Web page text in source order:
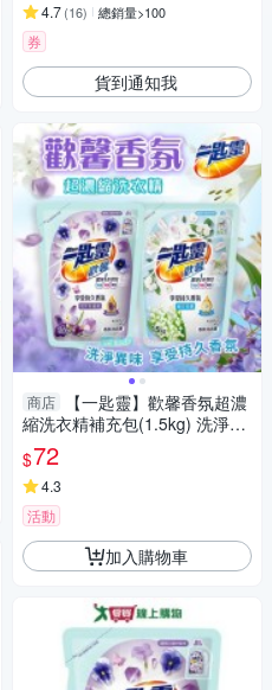
4.7(16) 總銷量>100
券
貨到通知我
商店
【一匙靈】歡馨香氛超濃
縮洗衣精補充包(1.5kg) 洗淨異
味 幽谷鈴蘭香 / 蝶舞紫羅蘭香
$72
4.3
活動
加入購物車